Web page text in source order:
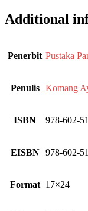
Additional
Penerbit Pustaka
Penulis Komang
ISBN 978-602-
EISBN 978-602-
Format 17×24